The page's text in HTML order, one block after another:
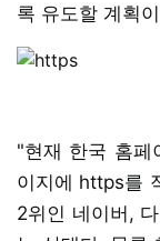
록 유도할 계획
"현재 한국 홈페
이지에 https를
2위인 네이버,